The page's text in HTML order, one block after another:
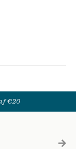
€20